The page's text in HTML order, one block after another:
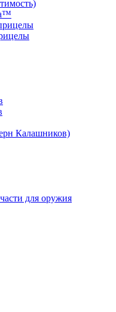
Калашников)
для оружия